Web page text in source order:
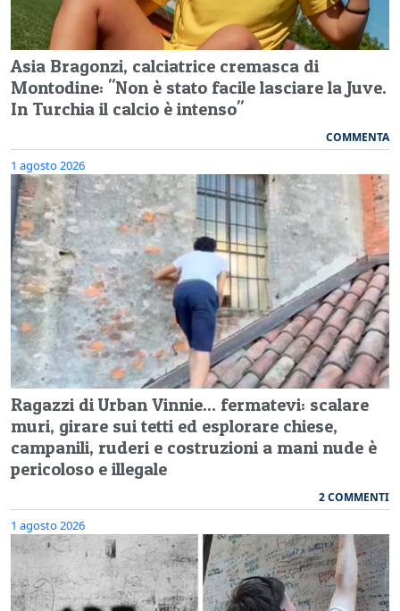
Asia Bragonzi, calciatrice cremasca di
Montodine: "Non è stato facile lasciare la Juve.
In Turchia il calcio è intenso"
COMMENTA
1 agosto 2026
Ragazzi di Urban Vinnie... fermatevi: scalare
muri, girare sui tetti ed esplorare chiese,
campanili, ruderi e costruzioni a mani nude è
pericoloso e illegale
2 COMMENTI
1 agosto 2026